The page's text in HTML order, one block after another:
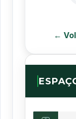
←